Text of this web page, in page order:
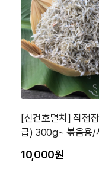
[신건호멸치] 직접
급) 300g~ 볶음용/
10,000원